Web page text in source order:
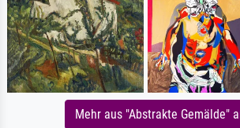
Mehr aus "Abstrakte Gemälde"